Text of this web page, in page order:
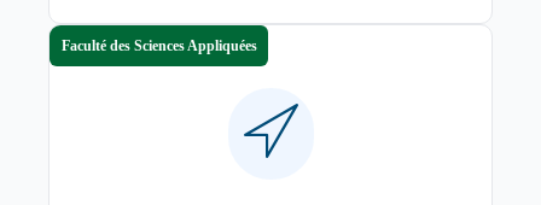
Faculté des Sciences Appliquées